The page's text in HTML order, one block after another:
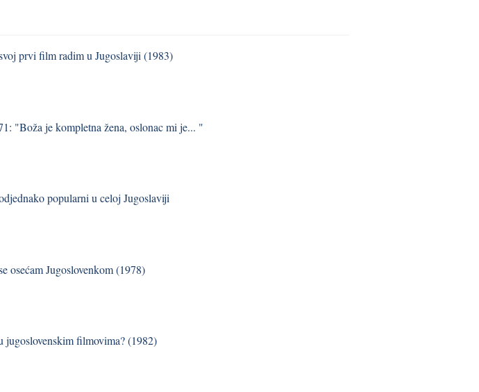
prvi film radim u Jugoslaviji (1983)
"Boža je kompletna žena, oslonac mi je... "
popularni u celoj Jugoslaviji
osećam Jugoslovenkom (1978)
jugoslovenskim filmovima? (1982)